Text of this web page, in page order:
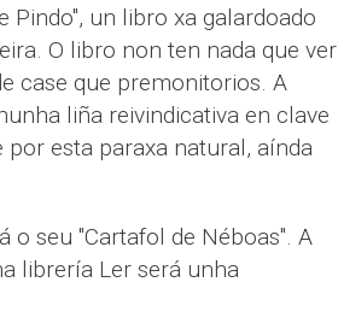
Pindo", un libro xa galardoado
O libro non ten nada que ver
case que premonitorios. A
liña reivindicativa en clave
por esta paraxa natural, aínda
o seu "Cartafol de Néboas". A
librería Ler será unha